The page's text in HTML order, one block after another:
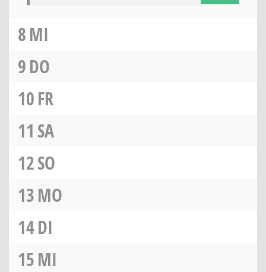
8MI
9DO
10FR
11 SA
12SO
13MO
14DI
15MI